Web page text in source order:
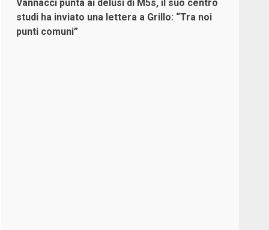
Vannacci punta ai delusi di M5s, il suo centro
studi ha inviato una lettera a Grillo: “Tra noi
punti comuni”